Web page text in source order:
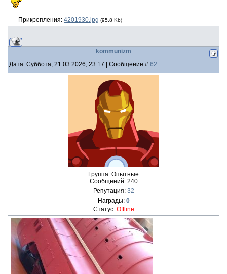
Прикрепления: 4201930.jpg (95.8 Kb)
kommunizm
Дата: Суббота, 21.03.2026, 23:17 | Сообщение # 62
Группа: Опытные
Сообщений: 240
Репутация: 32
Награды: 0
Статус: Offline